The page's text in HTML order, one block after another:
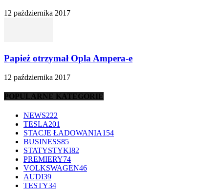
12 października 2017
Papież otrzymał Opla Ampera-e
12 października 2017
POPULARNE KATEGORIE
NEWS222
TESLA201
STACJE ŁADOWANIA154
BUSINESS85
STATYSTYKI82
PREMIERY74
VOLKSWAGEN46
AUDI39
TESTY34